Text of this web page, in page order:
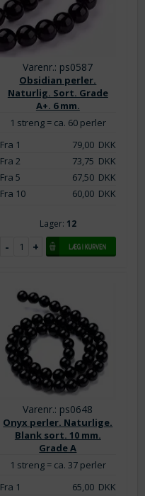
Varenr.: ps0587
Obsidian perler.
Naturlig. Sort. Grade
A+. 6 mm.
1 streng = ca. 60 perler
Fra 1
79,00DKK
Fra 2
73,75 DKK
Fra 5
67,50DKK
Fra 10
60,00DKK
Lager: 12
Varenr.: ps0648
Onyx perler. Naturlige.
Blank sort. 10 mm.
Grade A
1 streng = ca. 37 perler
Fra 1
65,00DKK